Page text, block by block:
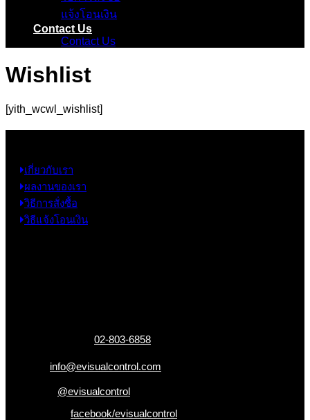
แจ้งโอนเงิน
Contact Us
Contact Us
Wishlist
[yith_wcwl_wishlist]
เกี่ยวกับเรา
ผลงานของเรา
วิธีการสั่งซื้อ
วิธีแจ้งโอนเงิน
02-803-6858
info@evisualcontrol.com
@evisualcontrol
facebook/evisualcontrol